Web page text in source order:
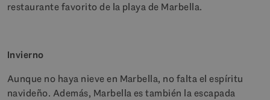
restaurante favorito de la playa de Marbella.
Invierno
Aunque no haya nieve en Marbella, no falta el espíritu
navideño. Además, Marbella es también la escapada